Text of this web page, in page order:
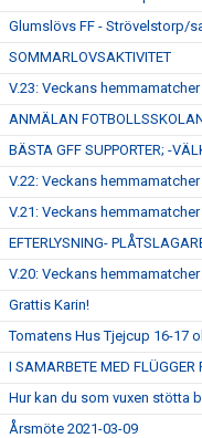
Glumslövs FF - Strövelstorp/
SOMMARLOVSAKTIVITET
V.23: Veckans
ANMÄLAN
BÄSTA GFF SUPPORTER; -
V.22: Veckans
V.21: Veckans
EFTERLYSNING-
V.20: Veckans
Grattis Karin!
Tomatens Hus Tjejcup 16-17
I SAMARBETE MED FLÜGGER
Hur kan du som vuxen stötta
Årsmöte 2021-03-09